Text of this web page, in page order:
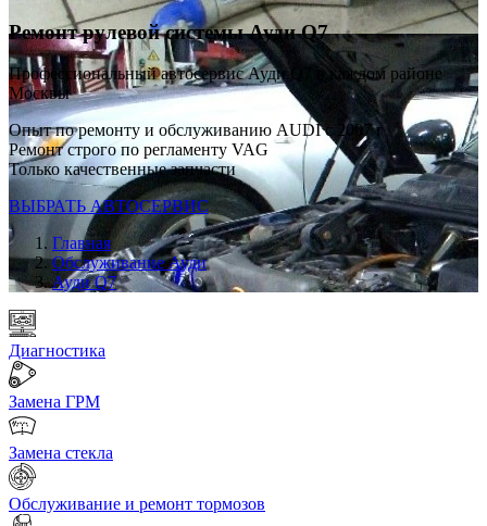
Ремонт рулевой системы Ауди Q7
Профессиональный автосервис Ауди Q7 в каждом районе
Москвы
Опыт по ремонту и обслуживанию AUDI с 2007 г
Ремонт строго по регламенту VAG
Только качественные запчасти
ВЫБРАТЬ АВТОСЕРВИС
Главная
Обслуживание Ауди
Ауди Q7
Диагностика
Замена ГРМ
Замена стекла
Обслуживание и ремонт тормозов